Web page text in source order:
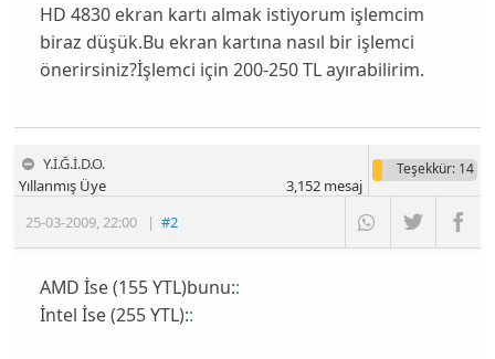
HD 4830 ekran kartı almak istiyorum işlemcim
biraz düşük.Bu ekran kartına nasıl bir işlemci
önerirsiniz?İşlemci için 200-250 TL ayırabilirim.
Y.İ.Ğ.İ.D.O.
25-03-2009,22:00 |#2
Yıllanmış Üye
Teşekkür: 14
3,152mesaj
AMD İse (155 YTL)bunu::
İntel İse (255 YTL)::